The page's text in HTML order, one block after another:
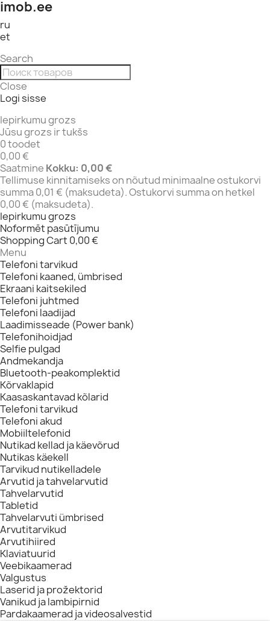
imob.ee
ru
et
Search
Close
Logi sisse
Iepirkumu grozs
Jūsu grozs ir tukšs
0 toodet
0,00 €
Saatmine Kokku: 0,00 €
Tellimuse kinnitamiseks on nõutud minimaalne ostukorvi
summa 0,01 € (maksudeta). Ostukorvi summa on hetkel
0,00 € (maksudeta).
Iepirkumu grozs
Noformēt pasūtījumu
Shopping Cart 0,00 €
Menu
Telefoni tarvikud
Telefoni kaaned, ümbrised
Ekraani kaitsekiled
Telefoni juhtmed
Telefoni laadijad
Laadimisseade (Power bank)
Telefonihoidjad
Selfie pulgad
Andmekandja
Bluetooth-peakomplektid
Kõrvaklapid
Kaasaskantavad kõlarid
Telefoni tarvikud
Telefoni akud
Mobiiltelefonid
Nutikad kellad ja käevõrud
Nutikas käekell
Tarvikud nutikelladele
Arvutid ja tahvelarvutid
Tahvelarvutid
Tabletid
Tahvelarvuti ümbrised
Arvutitarvikud
Arvutihiired
Klaviatuurid
Veebikaamerad
Valgustus
Laserid ja prožektorid
Vanikud ja lambipirnid
Pardakaamerad ja videosalvestid